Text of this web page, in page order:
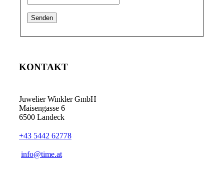
KONTAKT
Juwelier Winkler GmbH
Maisengasse 6
6500 Landeck
+43 5442 62778
info@time.at